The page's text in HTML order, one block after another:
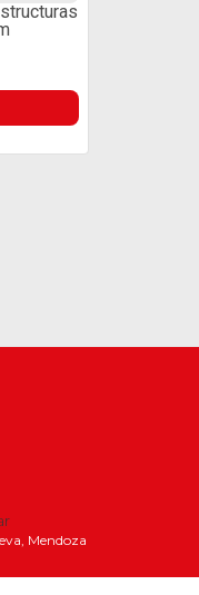
Mendoza